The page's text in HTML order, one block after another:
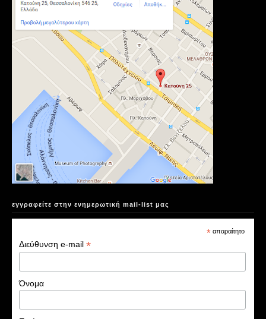
εγγραφείτε στην ενημερωτική mail-list μας
* απαραίτητο
Διεύθυνση e-mail*
Όνομα